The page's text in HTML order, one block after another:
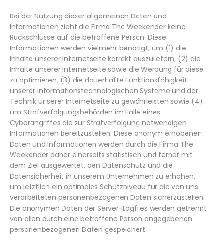
Bei der Nutzung dieser allgemeinen Daten und
Informationen zieht die Firma The Weekender keine
Rückschlüsse auf die betroffene Person. Diese
Informationen werden vielmehr benötigt, um (1) die
Inhalte unserer Internetseite korrekt auszuliefern, (2) die
Inhalte unserer Internetseite sowie die Werbung für diese
zu optimieren, (3) die dauerhafte Funktionsfähigkeit
unserer informationstechnologischen Systeme und der
Technik unserer Internetseite zu gewährleisten sowie (4)
um Strafverfolgungsbehörden im Falle eines
Cyberangriffes die zur Strafverfolgung notwendigen
Informationen bereitzustellen. Diese anonym erhobenen
Daten und Informationen werden durch die Firma The
Weekender daher einerseits statistisch und ferner mit
dem Ziel ausgewertet, den Datenschutz und die
Datensicherheit in unserem Unternehmen zu erhöhen,
um letztlich ein optimales Schutzniveau für die von uns
verarbeiteten personenbezogenen Daten sicherzustellen.
Die anonymen Daten der Server-Logfiles werden getrennt
von allen durch eine betroffene Person angegebenen
personenbezogenen Daten gespeichert.